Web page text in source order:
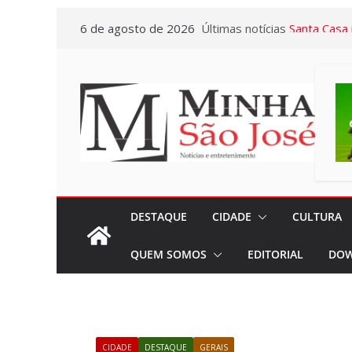
conteúdo
6 de agosto de 2026 Últimas notícias
Santa
para
No Dia
em todos
DESTAQUE CIDADE CULTURA
QUEM SOMOS EDITORIAL
CIDADE DESTAQUE GERAIS